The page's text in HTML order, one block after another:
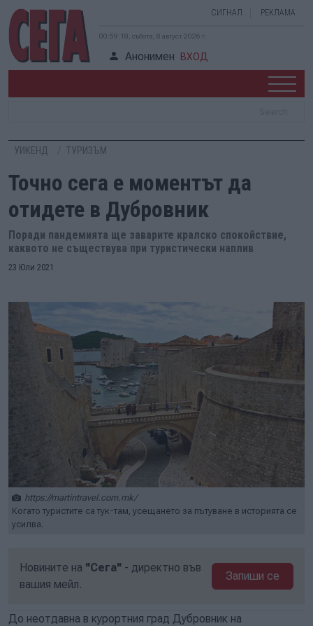
СИГНАЛ РЕКЛАМА
00:59:18, събота, 8 август 2026 г.
Анонимен ВХОД
УИКЕНД ТУРИЗЪМ
Точно сега е моментът да
отидете в Дубровник
Поради пандемията ще заварите кралско спокойствие,
каквото не съществува при туристически наплив
23 Юли 2021
https://martintravel.com.mk/
Когато туристите са тук-там, усещането за пътуване в историята се
усилва.
Новините на "Сега" - директно във
вашия мейл.
Запиши се
До неотдавна в курортния град Дубровник на